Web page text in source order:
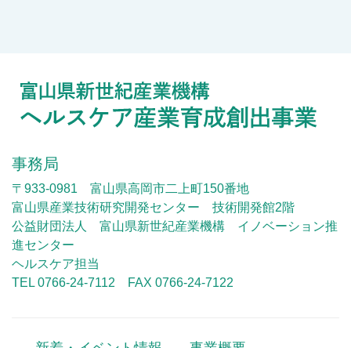
事務局
〒933-0981 富山県高岡市二上町150番地
富山県産業技術研究開発センター 技術開発館2階
公益財団法人 富山県新世紀産業機構 イノベーション推
進センター
ヘルスケア担当
TEL 0766-24-7112 FAX 0766-24-7122